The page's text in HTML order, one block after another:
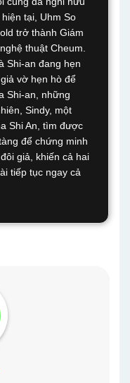
tại, Uhm So
trở thành Giám
thuật Cheum.
Shi-an đang hẹn
vờ hẹn hò để
Shi-an, những
Sindy, một
Shi An, tìm được
để chứng minh
giả, khiến cả hai
tiếp tục ngay cả